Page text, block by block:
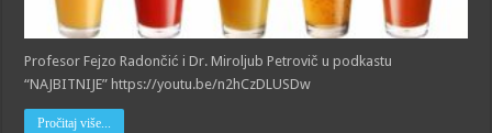
Profesor Fejzo Radončić i Dr. Miroljub Petrovič u podkastu
“NAJBITNIJE” https://youtu.be/n2hCzDLUSDw
Pročitaj više...